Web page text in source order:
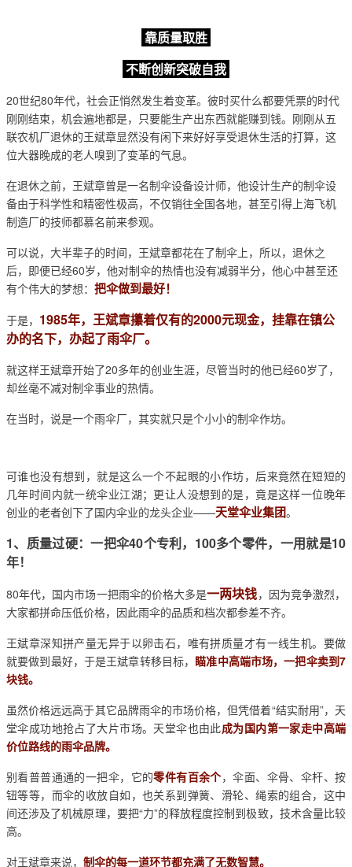
靠质量取胜
不断创新突破自我
20世纪80年代，社会正悄然发生着变革。彼时买什么都要凭票的时代
刚刚结束，机会遍地都是，只要能生产出东西就能赚到钱。刚刚从五
联农机厂退休的王斌章显然没有闲下来好好享受退休生活的打算，这
位大器晚成的老人嗅到了变革的气息。
在退休之前，王斌章曾是一名制伞设备设计师，他设计生产的制伞设
备由于科学性和精密性极高，不仅销往全国各地，甚至引得上海飞机
制造厂的技师都慕名前来参观。
可以说，大半辈子的时间，王斌章都花在了制伞上，所以，退休之
后，即便已经60岁，他对制伞的热情也没有减弱半分，他心中甚至还
有个伟大的梦想： 把伞做到最好！
于是， 1985年，王斌章攥着仅有的2000元现金，挂靠在镇公
办的名下，办起了雨伞厂。
就这样王斌章开始了20多年的创业生涯，尽管当时的他已经60岁了，
却丝毫不减对制伞事业的热情。
在当时，说是一个雨伞厂，其实就只是个小小的制伞作坊。
可谁也没有想到，就是这么一个不起眼的小作坊，后来竟然在短短的
几年时间内就一统伞业江湖；更让人没想到的是，竟是这样一位晚年
创业的老者创下了国内伞业的龙头企业——天堂伞业集团。
1、质量过硬：一把伞40个专利，100多个零件，一用就是10
年！
80年代，国内市场一把雨伞的价格大多是一两块钱，因为竞争激烈，
大家都拼命压低价格，因此雨伞的品质和档次都参差不齐。
王斌章深知拼产量无异于以卵击石，唯有拼质量才有一线生机。要做
就要做到最好，于是王斌章转移目标， 瞄准中高端市场，一把伞卖到7
块钱。
虽然价格远远高于其它品牌雨伞的市场价格，但凭借着“结实耐用”，天
堂伞成功地抢占了大片市场。天堂伞也由此成为国内第一家走中高端
价位路线的雨伞品牌。
别看普普通通的一把伞，它的零件有百余个，伞面、伞骨、伞杆、按
钮等等，而伞的收放自如，也关系到弹簧、滑轮、绳索的组合，这中
间还涉及了机械原理，要把“力”的释放程度控制到极致，技术含量比较
高。
对王斌章来说， 制伞的每一道环节都充满了无数智慧。